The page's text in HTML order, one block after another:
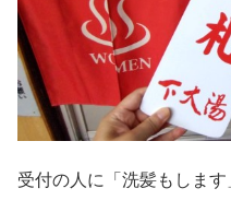
受付の人に「洗髪もしま